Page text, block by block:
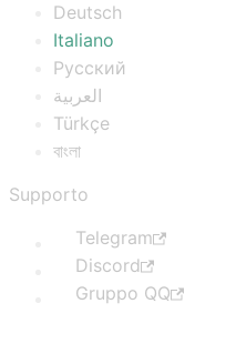
Deutsch
Italiano
Русский
العربية
Türkçe
বাংলা
Supporto
Telegram
Discord
Gruppo QQ